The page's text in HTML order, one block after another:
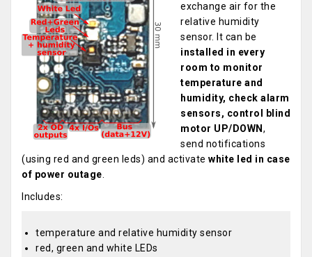
exchange air for the
relative humidity
sensor. It can be
installed in every
room to monitor
temperature and
humidity, check alarm
sensors, control blind
motor UP/DOWN ,
send notifications
(using red and green leds) and activate white led in case
of power outage
Includes:
temperature and relative humidity sensor
red, green and white LEDs